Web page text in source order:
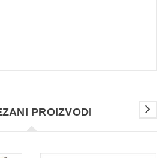
PROIZVODI